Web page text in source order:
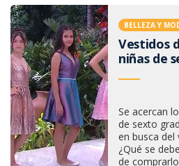
BELLEZA Y
Vestidos
niñas de
Se acercan
de sexto
en busca del
¿Qué se
de